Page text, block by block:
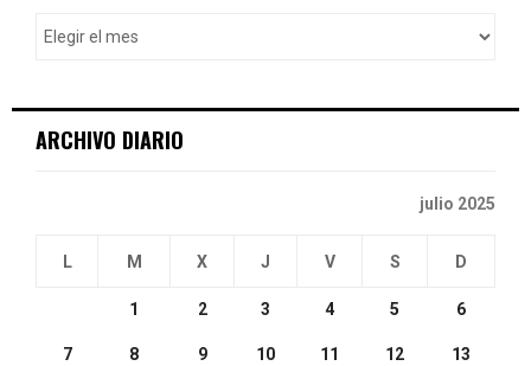
ARCHIVO DIARIO
julio 2025
L M X J V S D
1 2 3 4 5 6
7 8 9 10 11 12 13